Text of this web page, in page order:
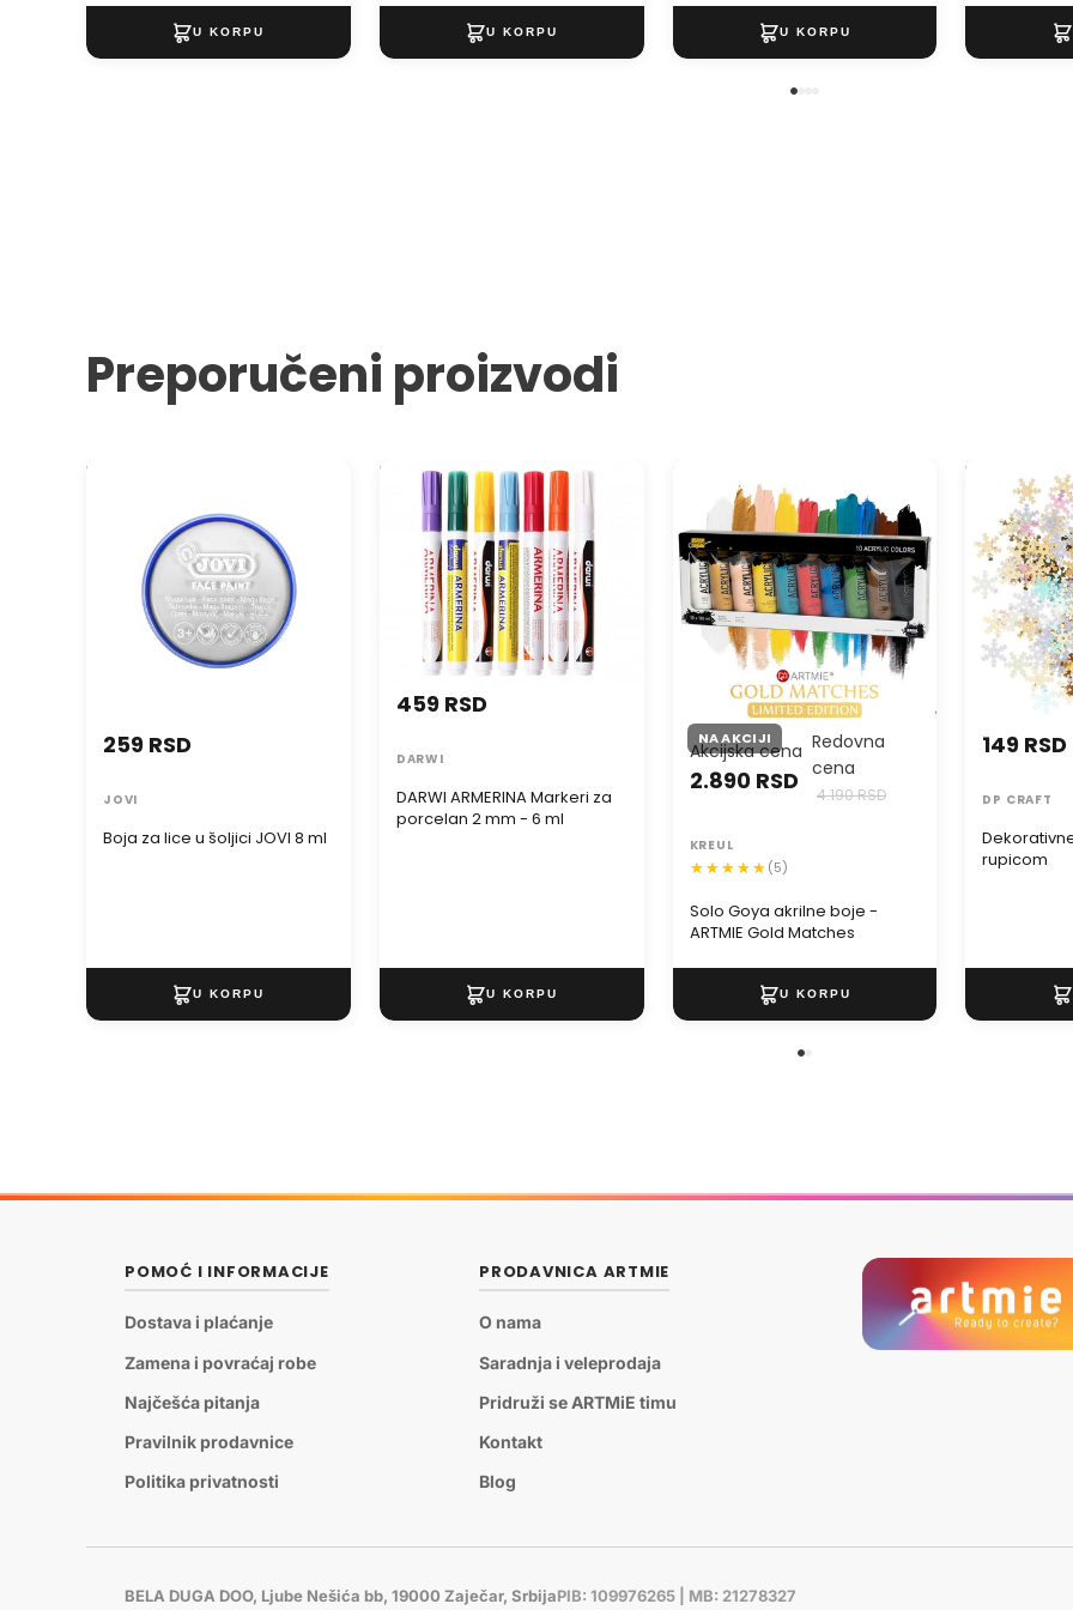
Preporučeni proizvodi
Boja za lice u šoljici JOVI 8 ml
Boja za lice u šoljici JOVI 8 ml
259 RSD
JOVI
DARWI ARMERINA Markeri za
porcelan 2 mm - 6 ml
DARWI ARMERINA Markeri za
porcelan 2 mm - 6 ml
459 RSD
DARWI
Gold Matches
NA AKCIJI
Solo Goya akrilne boje -
ARTMIE Gold Matches
Akcijska cena
2.890 RSD
Redovna
cena
4.190 RSD
KREUL
(5)
Dekorativne
rupicom
rupicom
149 RSD
DP CRAFT
POMOĆ I INFORMACIJE
Dostava i plaćanje
Zamena i povraćaj robe
Najčešća pitanja
Pravilnik prodavnice
Politika privatnosti
PRODAVNICA ARTMIE
O nama
Saradnja i veleprodaja
Pridruži se ARTMiE timu
Kontakt
Blog
BELA DUGA DOO, Ljube Nešića bb, 19000 Zaječar, SrbijaPIB: 109976265 | MB: 21278327